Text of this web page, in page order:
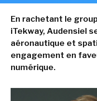
En rachetant le
iTekway, Audensiel
aéronautique et
engagement en
numérique.